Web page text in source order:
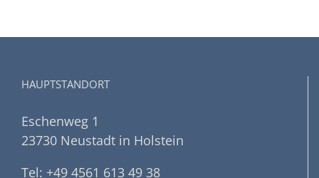
HAUPTSTANDORT
Eschenweg 1
23730 Neustadt in Holstein
Tel: +49 4561 613 49 38